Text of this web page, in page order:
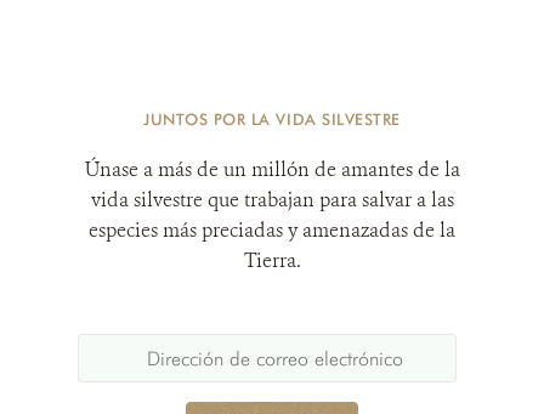
JUNTOS POR LA VIDA SILVESTRE
Únase a más de un millón de amantes de la
vida silvestre que trabajan para salvar a las
especies más preciadas y amenazadas de la
Tierra.